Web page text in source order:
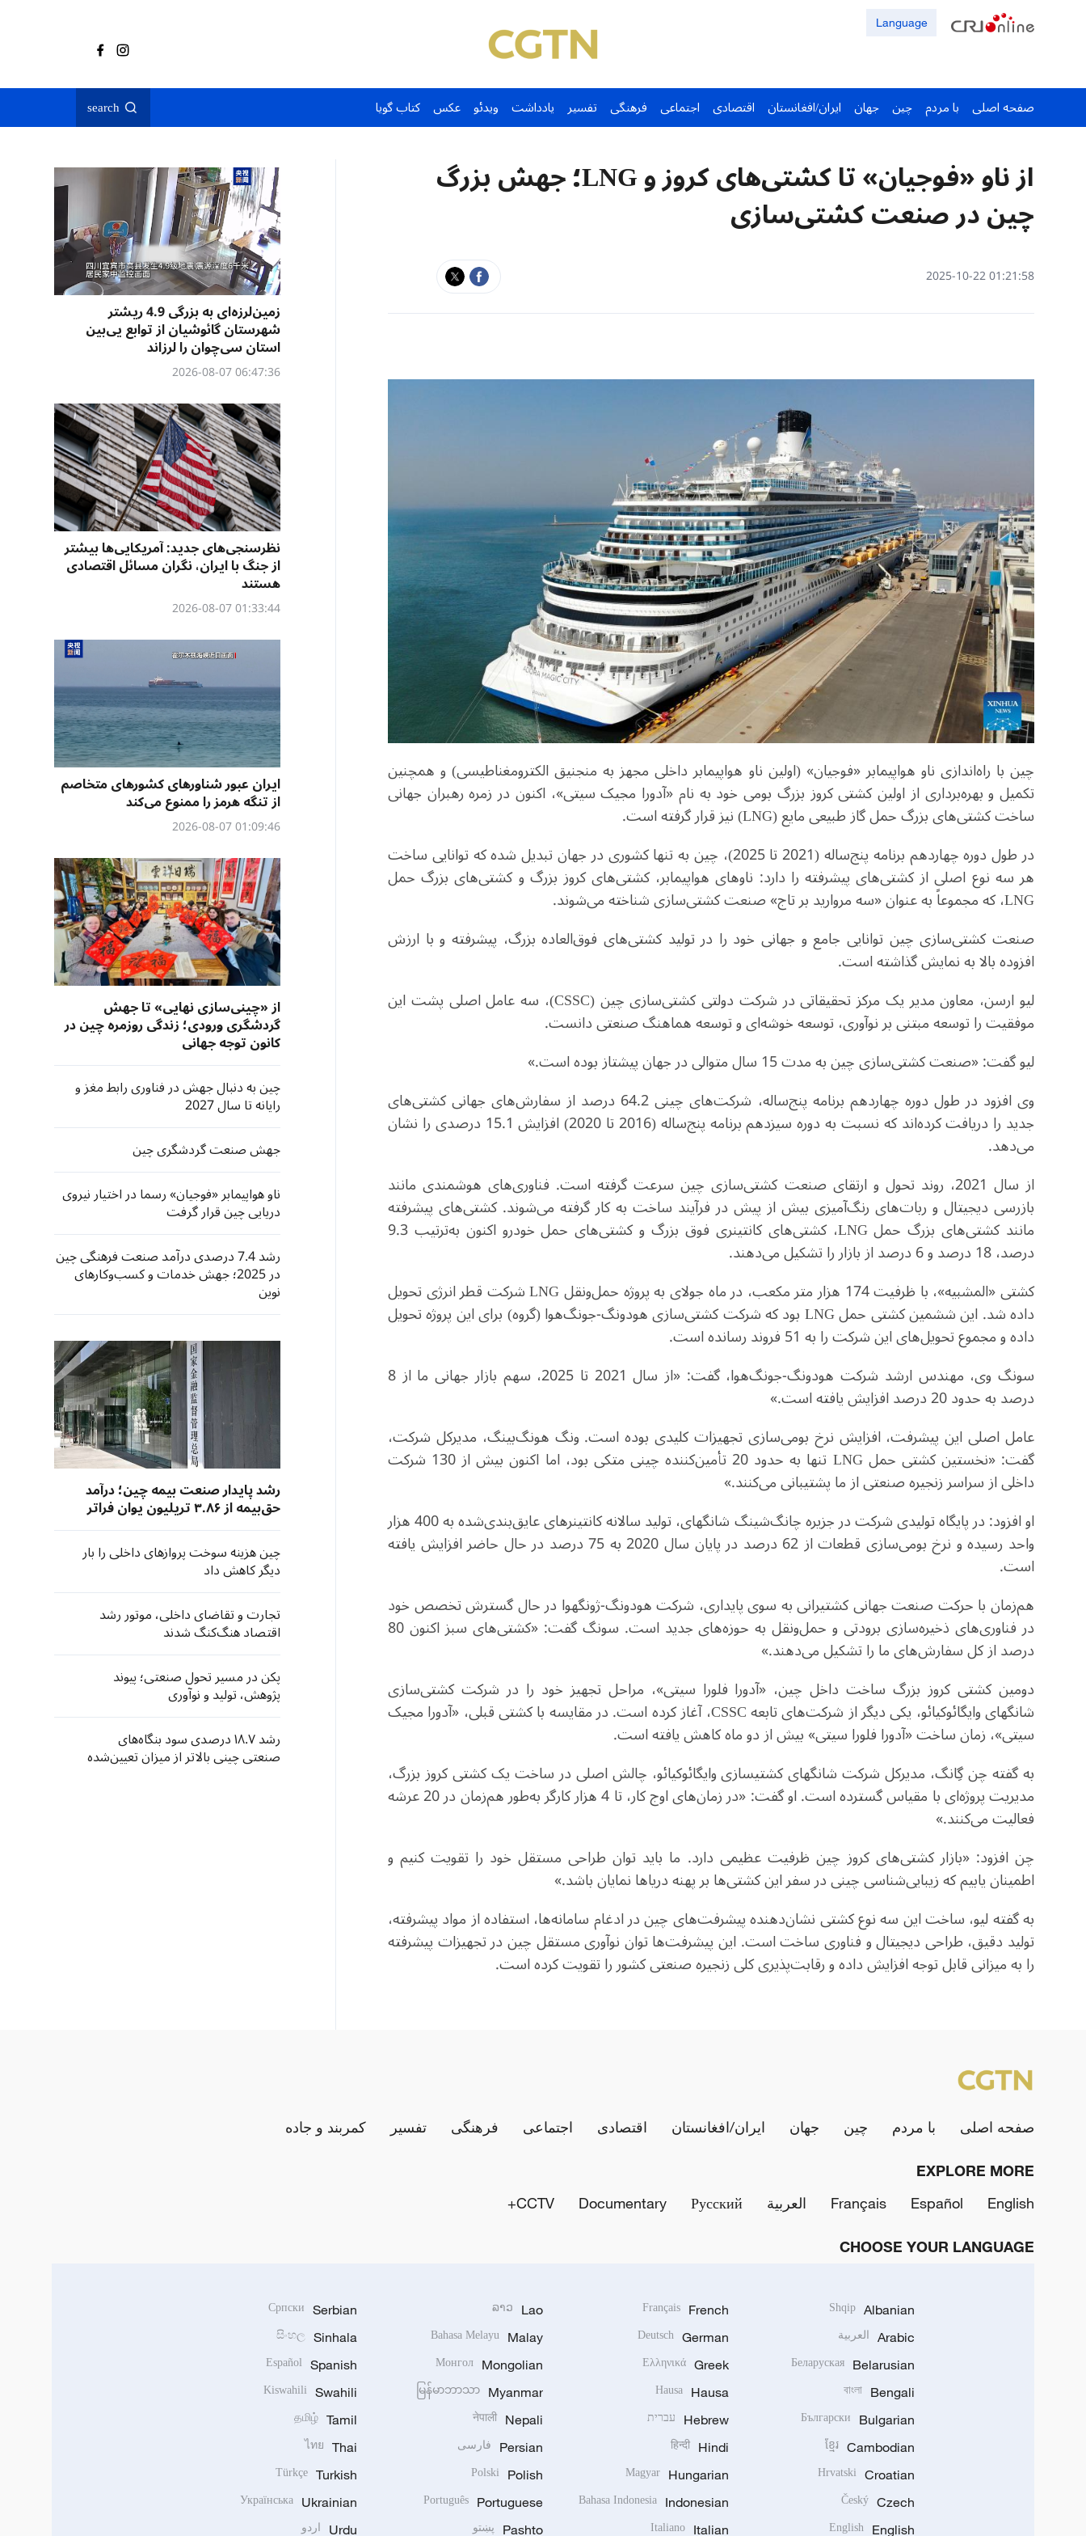
Language
صفحه اصلی با مردم چین جهان ایران/افغانستان اقتصادی اجتماعی فرهنگی تفسیر یادداشت ویدئو عکس کتاب گویا search
از ناو «فوجیان» تا کشتی‌های کروز و LNG؛ جهش بزرگ
چین در صنعت کشتی‌سازی
01:21:58 2025-10-22
چین با راه‌اندازی ناو هواپیمابر «فوجیان» (اولین ناو هواپیمابر داخلی مجهز به منجنیق الکترومغناطیسی) و همچنین
تکمیل و بهره‌برداری از اولین کشتی کروز بزرگ بومی خود به نام «آدورا مجیک سیتی»، اکنون در زمره رهبران جهانی
ساخت کشتی‌های بزرگ حمل گاز طبیعی مایع (LNG) نیز قرار گرفته است.
در طول دوره چهاردهم برنامه پنج‌ساله (2021 تا 2025)، چین به تنها کشوری در جهان تبدیل شده که توانایی ساخت
هر سه نوع اصلی از کشتی‌های پیشرفته را دارد: ناوهای هواپیمابر، کشتی‌های کروز بزرگ و کشتی‌های بزرگ حمل
LNG، که مجموعاً به عنوان «سه مروارید بر تاج» صنعت کشتی‌سازی شناخته می‌شوند.
صنعت کشتی‌سازی چین توانایی جامع و جهانی خود را در تولید کشتی‌های فوق‌العاده بزرگ، پیشرفته و با ارزش
افزوده بالا به نمایش گذاشته است.
لیو ارسن، معاون مدیر یک مرکز تحقیقاتی در شرکت دولتی کشتی‌سازی چین (CSSC)، سه عامل اصلی پشت این
موفقیت را توسعه مبتنی بر نوآوری، توسعه خوشه‌ای و توسعه هماهنگ صنعتی دانست.
لیو گفت: «صنعت کشتی‌سازی چین به مدت 15 سال متوالی در جهان پیشتاز بوده است.»
وی افزود در طول دوره چهاردهم برنامه پنج‌ساله، شرکت‌های چینی 64.2 درصد از سفارش‌های جهانی کشتی‌های
جدید را دریافت کرده‌اند که نسبت به دوره سیزدهم برنامه پنج‌ساله (2016 تا 2020) افزایش 15.1 درصدی را نشان
می‌دهد.
از سال 2021، روند تحول و ارتقای صنعت کشتی‌سازی چین سرعت گرفته است. فناوری‌های هوشمندی مانند
بازرسی دیجیتال و ربات‌های رنگ‌آمیزی بیش از پیش در فرآیند ساخت به کار گرفته می‌شوند. کشتی‌های پیشرفته
مانند کشتی‌های بزرگ حمل LNG، کشتی‌های کانتینری فوق بزرگ و کشتی‌های حمل خودرو اکنون به‌ترتیب 9.3
درصد، 18 درصد و 6 درصد از بازار را تشکیل می‌دهند.
کشتی «المشبیه»، با ظرفیت 174 هزار متر مکعب، در ماه جولای به پروژه حمل‌ونقل LNG شرکت قطر انرژی تحویل
داده شد. این ششمین کشتی حمل LNG بود که شرکت کشتی‌سازی هودونگ-جونگ‌هوا (گروه) برای این پروژه تحویل
داده و مجموع تحویل‌های این شرکت را به 51 فروند رسانده است.
سونگ وی، مهندس ارشد شرکت هودونگ-جونگ‌هوا، گفت: «از سال 2021 تا 2025، سهم بازار جهانی ما از 8
درصد به حدود 20 درصد افزایش یافته است.»
عامل اصلی این پیشرفت، افزایش نرخ بومی‌سازی تجهیزات کلیدی بوده است. ونگ هونگ‌بینگ، مدیرکل شرکت،
گفت: «نخستین کشتی حمل LNG تنها به حدود 20 تأمین‌کننده چینی متکی بود، اما اکنون بیش از 130 شرکت
داخلی از سراسر زنجیره صنعتی از ما پشتیبانی می‌کنند.»
او افزود: در پایگاه تولیدی شرکت در جزیره چانگ‌شینگ شانگهای، تولید سالانه کانتینرهای عایق‌بندی‌شده به 400 هزار
واحد رسیده و نرخ بومی‌سازی قطعات از 62 درصد در پایان سال 2020 به 75 درصد در حال حاضر افزایش یافته
است.
هم‌زمان با حرکت صنعت جهانی کشتیرانی به سوی پایداری، شرکت هودونگ-ژونگهوا در حال گسترش تخصص خود
در فناوری‌های ذخیره‌سازی برودتی و حمل‌ونقل به حوزه‌های جدید است. سونگ گفت: «کشتی‌های سبز اکنون 80
درصد از کل سفارش‌های ما را تشکیل می‌دهند.»
دومین کشتی کروز بزرگ ساخت داخل چین، «آدورا فلورا سیتی»، مراحل تجهیز خود را در شرکت کشتی‌سازی
شانگهای وایگائوکیائو، یکی دیگر از شرکت‌های تابعه CSSC، آغاز کرده است. در مقایسه با کشتی قبلی، «آدورا مجیک
سیتی»، زمان ساخت «آدورا فلورا سیتی» بیش از دو ماه کاهش یافته است.
به گفته چن گِانگ، مدیرکل شرکت شانگهای کشتیسازی وایگائوکیائو، چالش اصلی در ساخت یک کشتی کروز بزرگ،
مدیریت پروژه‌ای با مقیاس گسترده است. او گفت: «در زمان‌های اوج کار، تا 4 هزار کارگر به‌طور هم‌زمان در 20 عرشه
فعالیت می‌کنند.»
چن افزود: «بازار کشتی‌های کروز چین ظرفیت عظیمی دارد. ما باید توان طراحی مستقل خود را تقویت کنیم و
اطمینان یابیم که زیبایی‌شناسی چینی در سفر این کشتی‌ها بر پهنه دریاها نمایان باشد.»
به گفته لیو، ساخت این سه نوع کشتی نشان‌دهنده پیشرفت‌های چین در ادغام سامانه‌ها، استفاده از مواد پیشرفته،
تولید دقیق، طراحی دیجیتال و فناوری ساخت است. این پیشرفت‌ها توان نوآوری مستقل چین در تجهیزات پیشرفته
را به میزانی قابل توجه افزایش داده و رقابت‌پذیری کلی زنجیره صنعتی کشور را تقویت کرده است.
زمین‌لرزه‌ای به بزرگی 4.9 ریشتر
شهرستان گائوشیان از توابع یی‌بین
استان سی‌چوان را لرزاند
06:47:36 2026-08-07
نظرسنجی‌‌های جدید: آمریکایی‌ها بیشتر
از جنگ با ایران، نگران مسائل اقتصادی
هستند
01:33:44 2026-08-07
ایران عبور شناورهای کشورهای متخاصم
از تنگه هرمز را ممنوع می‌کند
01:09:46 2026-08-07
از «چینی‌سازی نهایی» تا جهش
گردشگری ورودی؛ زندگی روزمره چین در
کانون توجه جهانی
چین به دنبال جهش در فناوری رابط مغز و
رایانه تا سال 2027
جهش صنعت گردشگری چین
ناو هواپیمابر «فوجیان» رسما در اختیار نیروی
دریایی چین قرار گرفت
رشد 7.4 درصدی درآمد صنعت فرهنگی چین
در 2025؛ جهش خدمات و کسب‌وکارهای
نوین
رشد پایدار صنعت بیمه چین؛ درآمد
حق‌بیمه از ۳.۸۶ تریلیون یوان فراتر
رفت
چین هزینه سوخت پروازهای داخلی را بار
دیگر کاهش داد
تجارت و تقاضای داخلی، موتور رشد
اقتصاد هنگ‌کنگ شدند
پکن در مسیر تحول صنعتی؛ پیوند
پژوهش، تولید و نوآوری
رشد ۱۸.۷ درصدی سود بنگاه‌های
صنعتی چینی بالاتر از میزان تعیین‌شده
صفحه اصلی با مردم چین جهان ایران/افغانستان اقتصادی اجتماعی فرهنگی تفسیر کمربند و جاده
EXPLORE MORE
English
Español
Français العربية Русский
Documentary
CCTV+
CHOOSE YOUR LANGUAGE
Albanian
Shqip
Arabic العربية
Belarusian
Беларуская
Bengali
বাংলা
Bulgarian
Български
Cambodian
ខ្មែរ
Croatian
Hrvatski
Czech
Český
English
English
French
Français
German
Deutsch
Greek
Ελληνικά
Hausa
Hausa
Hebrew עברית
Hindi
हिन्दी
Hungarian
Magyar
Indonesian
Bahasa Indonesia
Italian
Italiano
Lao
ລາວ
Malay
Bahasa Melayu
Mongolian
Монгол
Myanmar
မြန်မာဘာသာ
Nepali
नेपाली
Persian فارسی
Polish
Polski
Portuguese
Português
Pashto پښتو
Serbian
Српски
Sinhala
සිංහල
Spanish
Español
Swahili
Kiswahili
Tamil
தமிழ்
Thai
ไทย
Turkish
Türkçe
Ukrainian
Українська
Urdu اردو